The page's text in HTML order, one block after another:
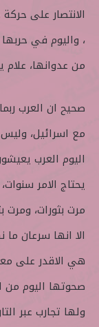
، واليوم في
من عدوانها، علام
صحيح ان العرب
مع اسرائيل،
اليوم العرب
يحتاج الامر
مرت بثورات، ومرت
الا انها سرعان ما
هي الاقدر على
صحوتها اليوم من
ولها تجارب عبر